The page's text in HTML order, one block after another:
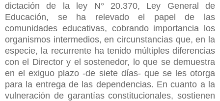
dictación de la ley N° 20.370, Ley General de
Educación, se ha relevado el papel de las
comunidades educativas, cobrando importancia los
organismos intermedios, en circunstancias que, en la
especie, la recurrente ha tenido múltiples diferencias
con el Director y el sostenedor, lo que se demuestra
en el exiguo plazo -de siete días- que se les otorga
para la entrega de las dependencias. En cuanto a la
vulneración de garantías constitucionales, sostienen